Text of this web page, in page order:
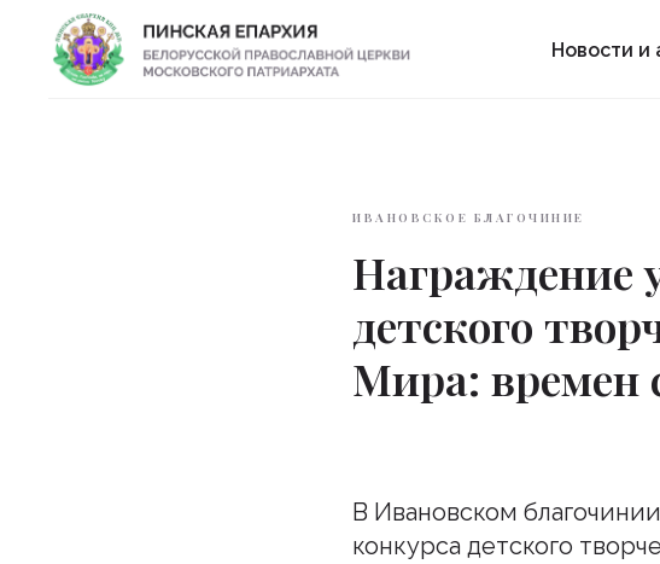
Новости и
ИВАНОВСКОЕ БЛАГОЧИНИЕ
Награждение
детского
Мира: времен
В Ивановском
конкурса детского